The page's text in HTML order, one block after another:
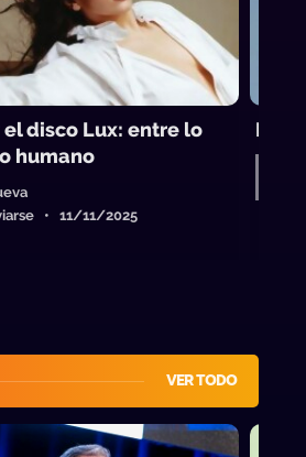
el disco Lux: entre lo
humano
• 11/11/2025
Lux,
VER TODO